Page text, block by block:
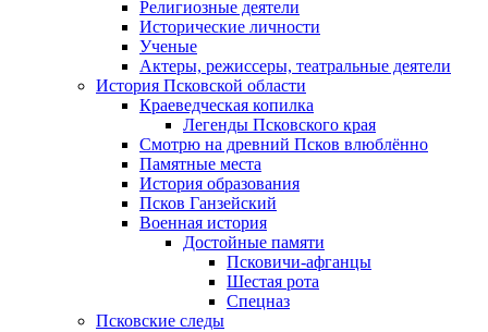
Религиозные деятели
Исторические личности
Ученые
Актеры, режиссеры, театральные деятели
История Псковской области
Краеведческая копилка
Легенды Псковского края
Смотрю на древний Псков влюблённо
Памятные места
История образования
Псков Ганзейский
Военная история
Достойные памяти
Псковичи-афганцы
Шестая рота
Спецназ
Псковские следы